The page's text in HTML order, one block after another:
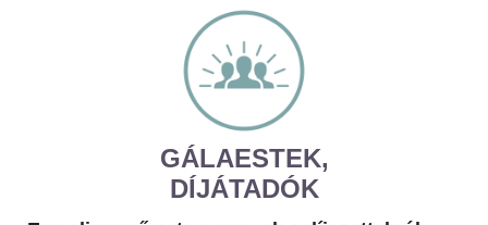
GÁLAESTEK,
DÍJÁTADÓK